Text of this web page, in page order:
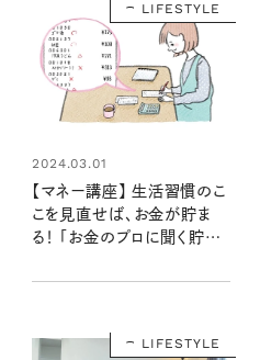
LIFESTYLE
2024.03.01
【マネー講座】 生活習慣のこ
こを見直せば、お金が貯ま
る！ 「お金のプロに聞く貯め
LIFESTYLE